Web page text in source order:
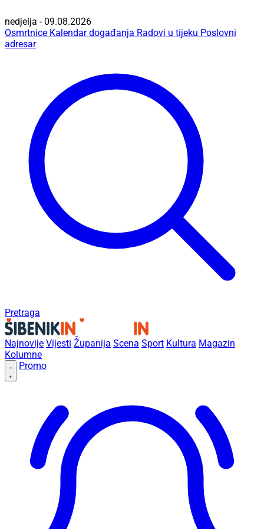
nedjelja - 09.08.2026
Osmrtnice Kalendar događanja Radovi u tijeku Poslovni
adresar
Pretraga
Najnovije Vijesti Županija Scena Sport Kultura Magazin
Kolumne
Promo